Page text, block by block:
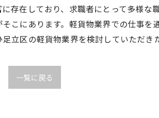
存在しており、求職者にとって多様な
こにあります。軽貨物業界での仕事を
立区の軽貨物業界を検討していただき
一覧に戻る